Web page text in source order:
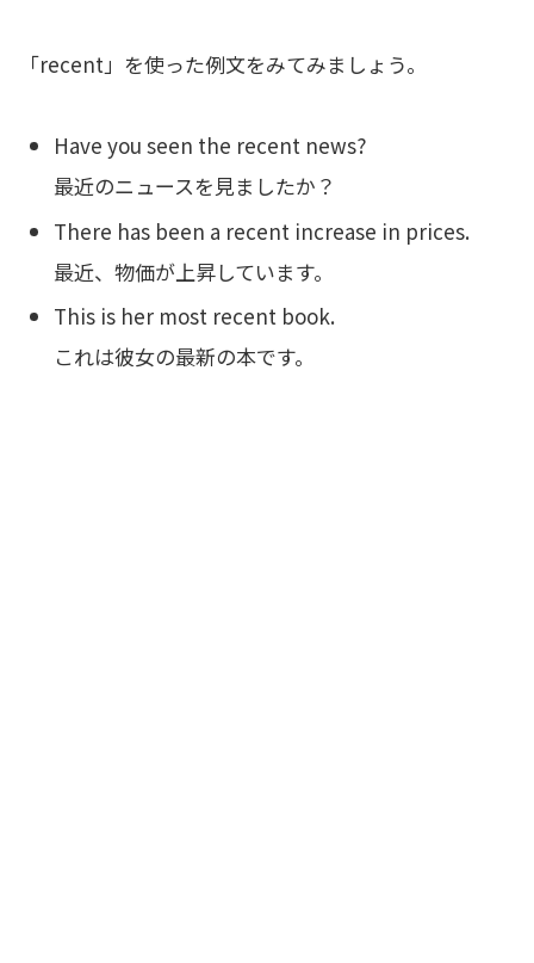
「recent」を使った例文をみてみましょう。
Have you seen the recent news?
最近のニュースを見ましたか？
There has been a recent increase in prices.
最近、物価が上昇しています。
This is her most recent book.
これは彼女の最新の本です。